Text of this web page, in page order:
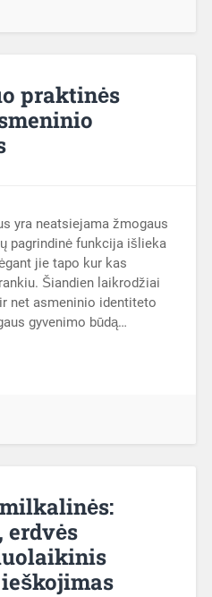
praktinės
yra neatsiejama žmogaus
pagrindinė funkcija išlieka
jie tapo kur kas
Šiandien laikrodžiai
net asmeninio identiteto
gyvenimo būdą…